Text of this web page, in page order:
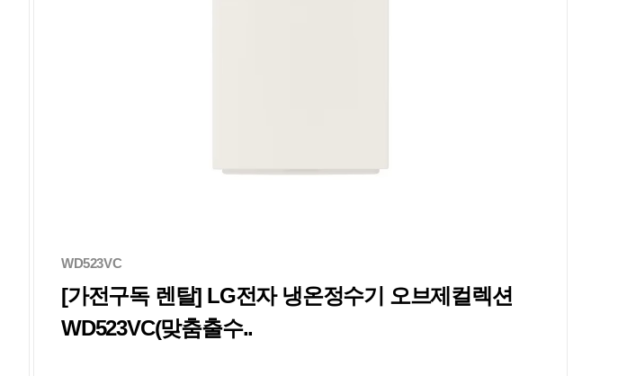
WD523VC
[가전구독 렌탈] LG전자 냉온정수기 오브제컬렉션
WD523VC(맞춤출수..